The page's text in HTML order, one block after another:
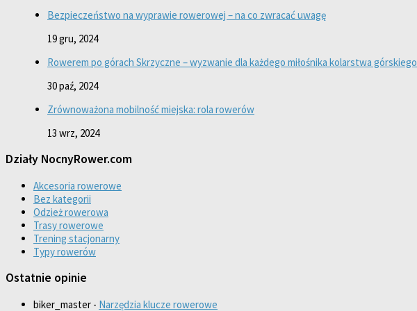
Bezpieczeństwo na wyprawie rowerowej – na co zwracać uwagę
19 gru, 2024
Rowerem po górach Skrzyczne – wyzwanie dla każdego miłośnika kolarstwa górskiego
30 paź, 2024
Zrównoważona mobilność miejska: rola rowerów
13 wrz, 2024
Działy NocnyRower.com
Akcesoria rowerowe
Bez kategorii
Odzież rowerowa
Trasy rowerowe
Trening stacjonarny
Typy rowerów
Ostatnie opinie
biker_master - Narzędzia klucze rowerowe